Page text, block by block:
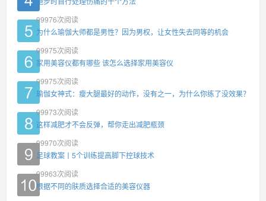
99976次阅读
为什么瑜伽大师都是男性？因为男权，让女性失去同等的机会
99975次阅读
家用美容仪都有哪些 该怎么选择家用美容仪
99975次阅读
瑜伽女神式：瘦大腿最好的动作，没有之一，为什么你练了没效果？
99973次阅读
这样减肥才不会反弹，帮你走出减肥瓶颈
99970次阅读
足球教案丨5个训练提高脚下控球技术
99963次阅读
根据不同的肤质选择合适的美容仪器